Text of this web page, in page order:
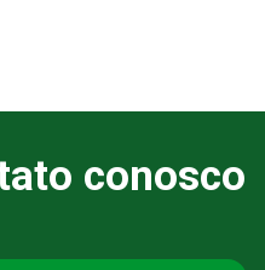
conosco